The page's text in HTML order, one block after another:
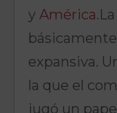
y América
básicamente
expansiva.
la que el
jugó un